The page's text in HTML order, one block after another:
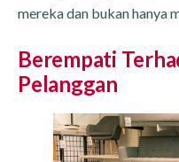
mereka dan bukan hanya
Berempati
Pelanggan